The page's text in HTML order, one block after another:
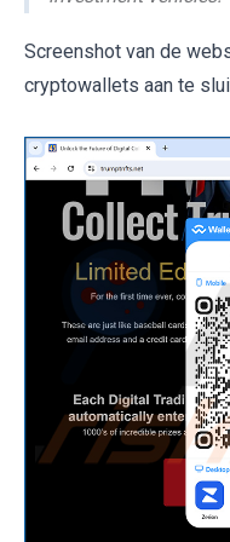
Screenshot van de
cryptowallets aan te